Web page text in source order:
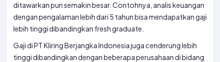
ditawarkan pun semakin besar. Contohnya, analis keuangan
dengan pengalaman lebih dari 5 tahun bisa mendapatkan gaji
lebih tinggi dibandingkan fresh graduate.
Gaji di PT Kliring Berjangka Indonesia juga cenderung lebih
tinggi dibandingkan dengan beberapa perusahaan di bidang